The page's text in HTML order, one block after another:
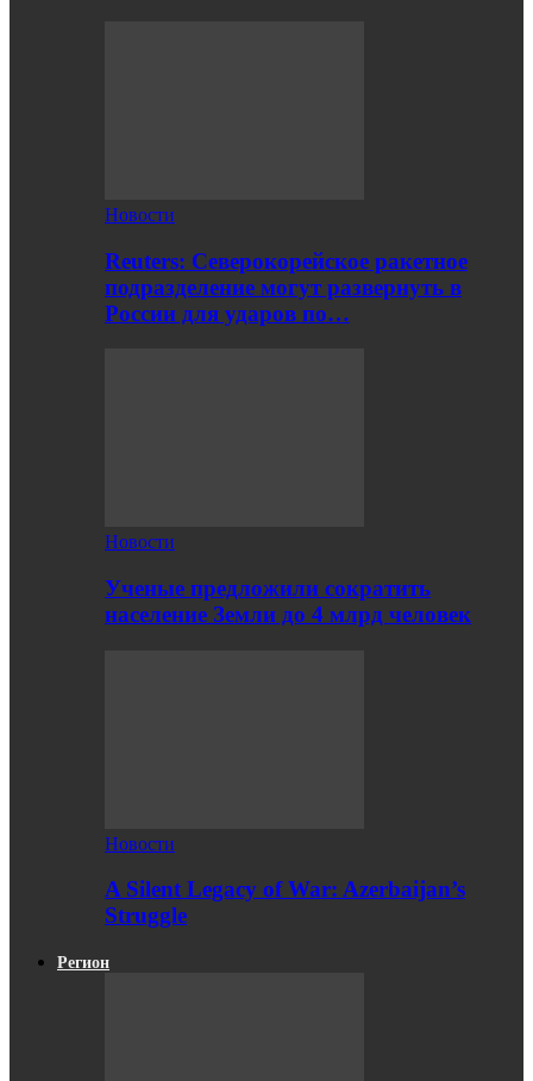
Новости
Reuters: Северокорейское ракетное
подразделение могут развернуть в
России для ударов по…
Новости
Ученые предложили сократить
население Земли до 4 млрд человек
Новости
A Silent Legacy of War: Azerbaijan’s
Struggle
Регион